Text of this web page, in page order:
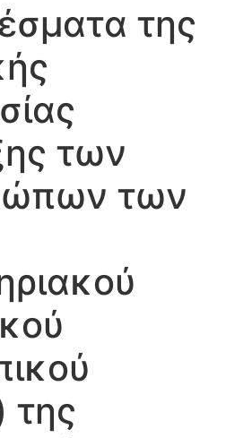
της
των
των
της